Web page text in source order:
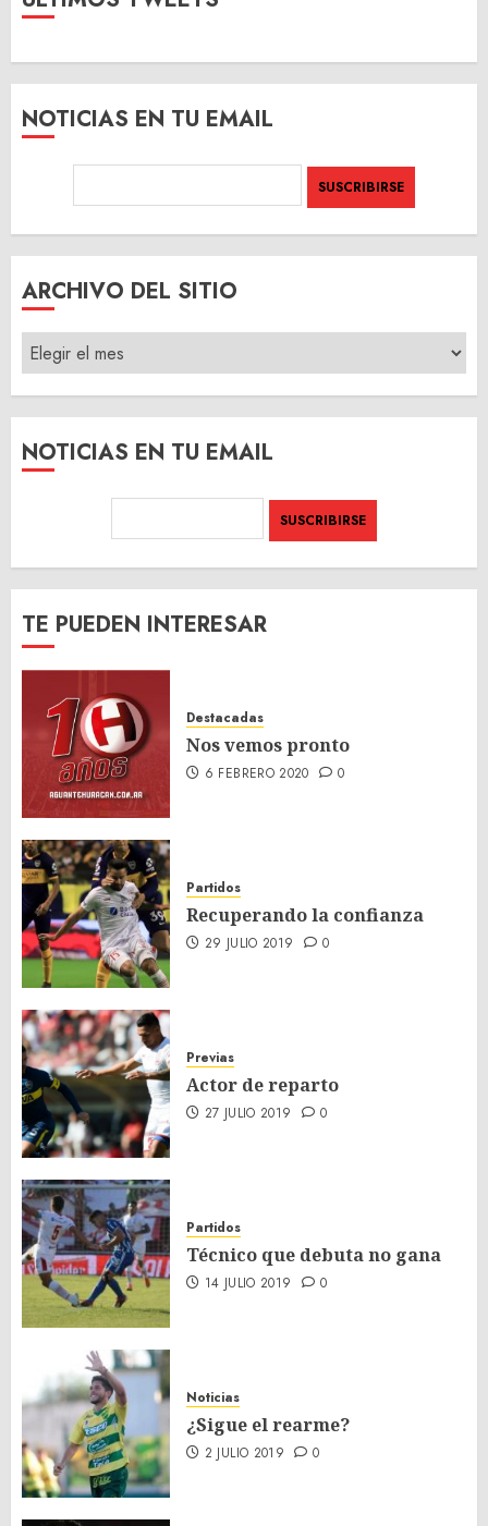
NOTICIAS EN TU EMAIL
ARCHIVO DEL SITIO
ARCHIVO
DEL
SITIO
NOTICIAS EN TU EMAIL
TE PUEDEN INTERESAR
Destacadas
Nos vemos pronto
6 FEBRERO 2020 0
Partidos
Recuperando la confianza
29 JULIO 2019 0
Previas
Actor de reparto
27 JULIO 2019 0
Partidos
Técnico que debuta no gana
14 JULIO 2019 0
Noticias
¿Sigue el rearme?
2 JULIO 2019 0